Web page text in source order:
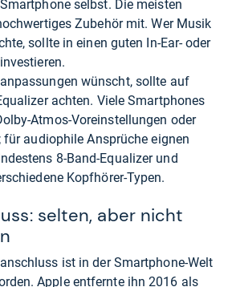
selbst. Die meisten
Zubehör mit. Wer Musik
sollte in einen guten In-Ear- oder
wünscht, sollte auf
achten. Viele Smartphones
Atmos-Voreinstellungen oder
audiophile Ansprüche eignen
8-Band-Equalizer und
Kopfhörer-Typen.
selten, aber nicht
ist in der Smartphone-Welt
Apple entfernte ihn 2016 als